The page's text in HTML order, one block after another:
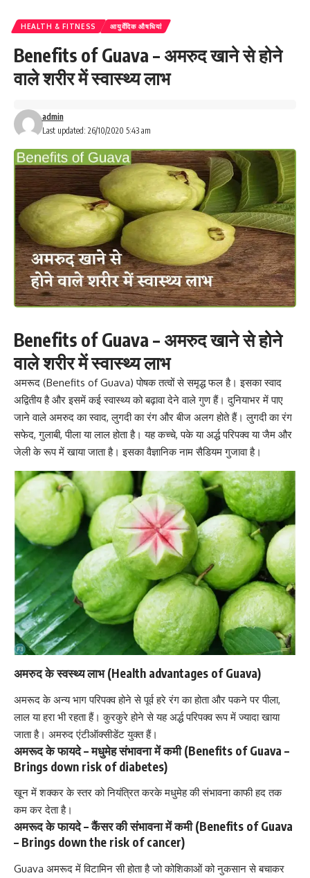
HEALTH & FITNESS आयुर्वेदिक औषधियां
Benefits of Guava – अमरुद खाने से होने
वाले शरीर में स्वास्थ्य लाभ
Last updated: 26/10/2020 5:43 am
admin
Benefits of Guava – अमरुद खाने से होने
वाले शरीर में स्वास्थ्य लाभ
अमरूद (Benefits of Guava) पोषक तत्वों से समृद्ध फल है। इसका स्वाद
अद्वितीय है और इसमें कई स्वास्थ्य को बढ़ावा देने वाले गुण हैं। दुनियाभर में पाए
जाने वाले अमरुद का स्वाद, लुगदी का रंग और बीज अलग होते हैं। लुगदी का रंग
सफेद, गुलाबी, पीला या लाल होता है। यह कच्चे, पके या अर्द्ध परिपक्व या जैम और
जेली के रूप में खाया जाता है। इसका वैज्ञानिक नामसैडियम गुजावा है।
अमरुद के स्वस्थ्य लाभ (Health advantages of Guava)
अमरूद के अन्य भाग परिपक्व होने से पूर्व हरे रंग का होता और पकने पर पीला,
लाल या हरा भी रहता हैं। कुरकुरे होने से यह अर्द्ध परिपक्वरूप में ज्यादा खाया
जाता है। अमरुद एंटीऑक्सीडेंट युक्त हैं।
अमरूद के फायदे –मधुमेह संभावना में कमी(Benefits of Guava –
Brings down risk of diabetes)
खून में शक्कर के स्तर को नियंत्रित करकेमधुमेह की संभावनाकाफी हद तक
कम कर देता है।
अमरूद के फायदे –कैंसर की संभावनामें कमी (Benefits of Guava
– Brings down the risk of cancer)
Guava अमरूद में विटामिन सी होता है जो कोशिकाओं को नुकसान से बचाकर